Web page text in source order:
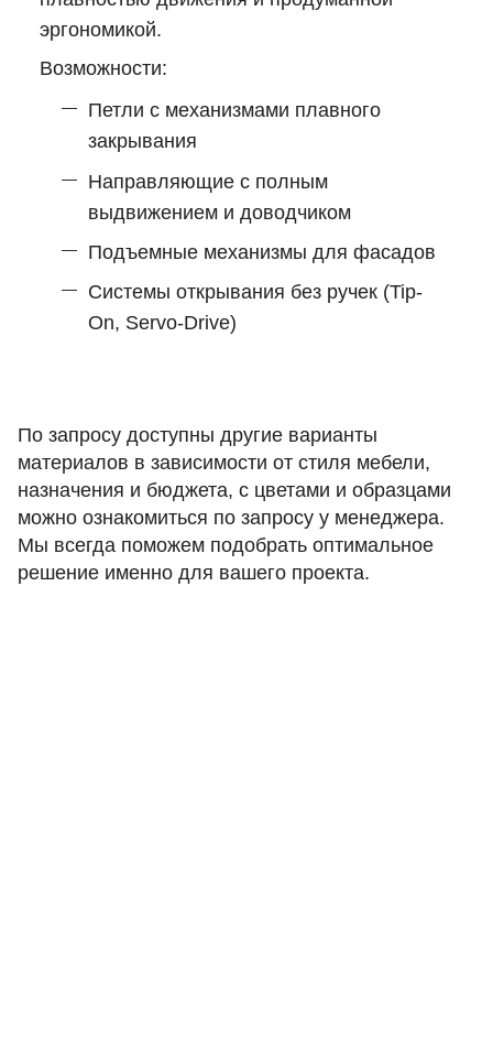
эргономикой.
Возможности:
Петли с механизмами плавного
закрывания
Направляющие с полным
выдвижением и доводчиком
Подъемные механизмы для фасадов
Системы открывания без ручек (Tip-
On, Servo-Drive)
По запросу доступны другие варианты
материалов в зависимости от стиля мебели,
назначения и бюджета, с цветами и образцами
можно ознакомиться по запросу у менеджера.
Мы всегда поможем подобрать оптимальное
решение именно для вашего проекта.